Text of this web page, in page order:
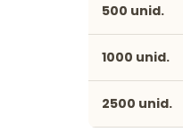
500 unid.
1000 unid.
2500 unid.